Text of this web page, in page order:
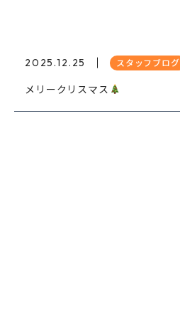
2025.12.25 スタッフブログ
メリークリスマス